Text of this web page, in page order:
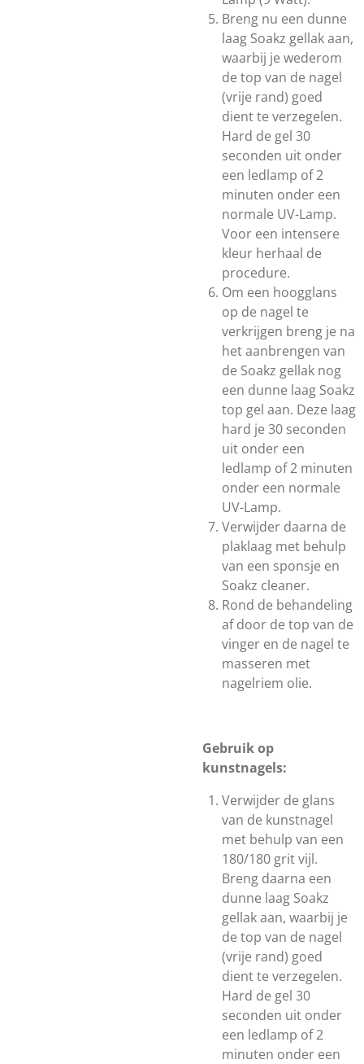
Breng nu een dunne
laag Soakz gellak aan,
waarbij je wederom
de top van de nagel
(vrije rand) goed
dient te verzegelen.
Hard de gel 30
seconden uit onder
een ledlamp of 2
minuten onder een
normale UV-Lamp.
Voor een intensere
kleur herhaal de
procedure.
Om een hoogglans
op de nagel te
verkrijgen breng je na
het aanbrengen van
de Soakz gellak nog
een dunne laag Soakz
top gel aan. Deze laag
hard je 30 seconden
uit onder een
ledlamp of 2 minuten
onder een normale
UV-Lamp.
Verwijder daarna de
plaklaag met behulp
van een sponsje en
Soakz cleaner.
Rond de behandeling
af door de top van de
vinger en de nagel te
masseren met
nagelriem olie.
Gebruik op
kunstnagels:
Verwijder de glans
van de kunstnagel
met behulp van een
180/180 grit vijl.
Breng daarna een
dunne laag Soakz
gellak aan, waarbij je
de top van de nagel
(vrije rand) goed
dient te verzegelen.
Hard de gel 30
seconden uit onder
een ledlamp of 2
minuten onder een